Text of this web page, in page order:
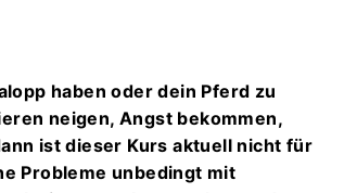
haben oder dein Pferd zu
neigen, Angst bekommen,
ist dieser Kurs aktuell nicht für
Probleme unbedingt mit